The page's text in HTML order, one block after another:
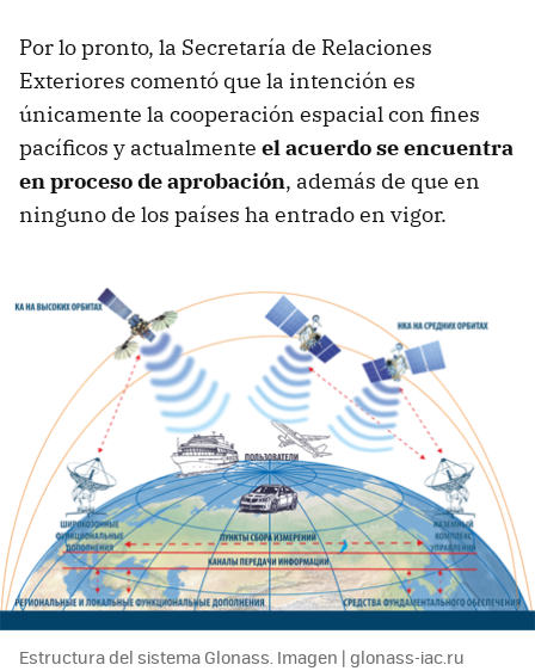
Por lo pronto, la Secretaría de Relaciones
Exteriores comentó que la intención es
únicamente la cooperación espacial con fines
pacíficos y actualmente el acuerdo se encuentra
en proceso de aprobación, además de que en
ninguno de los países ha entrado en vigor.
Estructura del sistema Glonass. Imagen | glonass-iac.ru